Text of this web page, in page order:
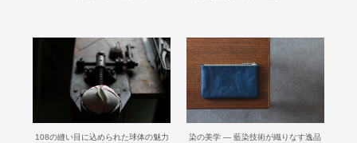
108の縫い目に込められた球体の魅力 染の美学 ― 藍染技術が織りなす逸品